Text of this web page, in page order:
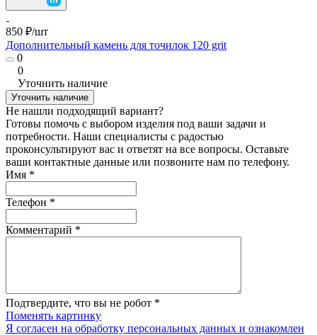
850 ₽/шт
Дополнительный камень для точилок 120 grit
0
0
Уточнить наличие
Уточнить наличие
Не нашли подходящий вариант?
Готовы помочь с выбором изделия под ваши задачи и
потребности. Наши специалисты с радостью
проконсультируют вас и ответят на все вопросы. Оставьте
ваши контактные данные или позвоните нам по телефону.
Имя *
Телефон *
Комментарий *
Подтвердите, что вы не робот *
Поменять картинку
Я согласен на обработку персональных данных и ознакомлен